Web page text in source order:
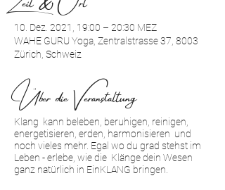
10. Dez. 2021, 19:00 – 20:30 MEZ
WAHE GURU Yoga, Zentralstrasse 37, 8003
Zürich, Schweiz
Über die Veranstaltung
Klang kann beleben, beruhigen, reinigen,
energetisieren, erden, harmonisieren und
noch vieles mehr. Egal wo du grad stehst im
Leben - erlebe, wie die Klänge dein Wesen
ganz natürlich in EinKLANG bringen.